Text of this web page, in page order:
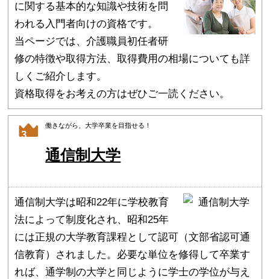
に関する基本的な知識や技術を問
われる入門者向けの資格です。
当ページでは、介護職員初任者研
修の特徴や取得方法、取得費用の相場についても詳
しくご紹介します。
資格取得をお考えの方はぜひご一読ください。
3
働きながら、大学卒業を目指せる！
通信制大学
通信制大学は昭和22年に学校教育
法によって制度化され、昭和25年
には正規の大学教育課程として認可（文部省認可通
信教育）されました。必要な単位を修得して卒業す
れば、通学制の大学と同じように学士の学位が与え